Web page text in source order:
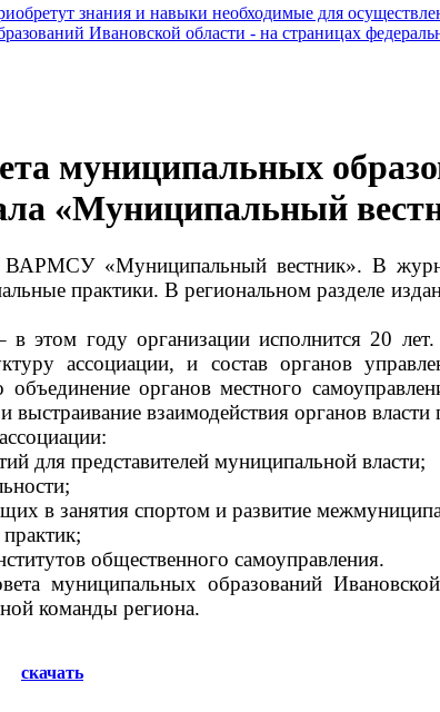
знания и навыки необходимые для
Ивановской области - на страницах
муниципальных
«Муниципальный
«Муниципальный вестник». В
практики. В региональном разделе
этом году организации исполнится 20
ассоциации, и состав органов
органов местного
взаимодействия органов
для представителей муниципальной власти;
в занятия спортом и развитие
общественного самоуправления.
муниципальных образований
команды региона.
скачать